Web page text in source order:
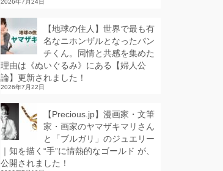
2026年7月24日
【地球の住人】世界で最も有
名なニホンザルとなったパン
チくん。同情と共感を集めた
理由は《ぬいぐるみ》にある【婦人公
論】更新されました！
2026年7月22日
【Precious.jp】漫画家・文筆
家・画家のヤマザキマリさん
と「ブルガリ」のジュエリー
｜知を描く“手”に情熱的なゴールド が、
公開されました！